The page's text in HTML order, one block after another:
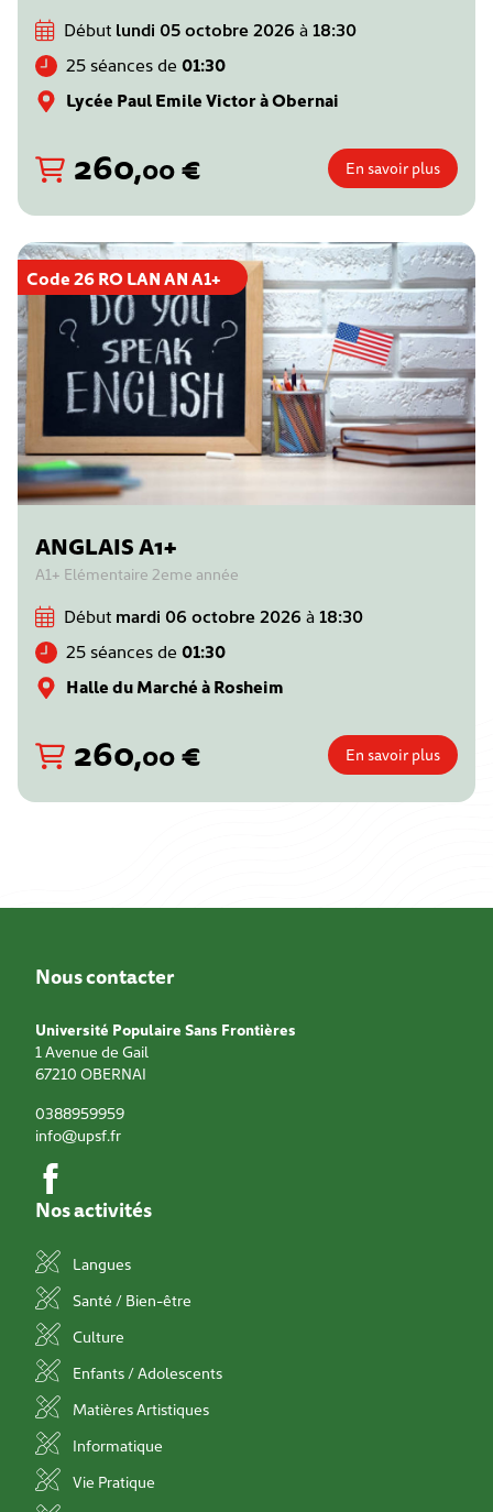
Début lundi 05 octobre 2026 à 18:30
25 séances de 01:30
Lycée Paul Emile Victor à Obernai
260,00€ En savoir plus
Code 26 RO LAN AN A1+
ANGLAIS A1+
A1+ Elémentaire 2eme année
Début mardi 06 octobre 2026 à 18:30
25 séances de 01:30
Halle du Marché à Rosheim
260,00€ En savoir plus
Nous contacter
Université Populaire Sans Frontières
1 Avenue de Gail
67210 OBERNAI
0388959959
info@upsf.fr
Nos activités
Langues
Santé / Bien-être
Culture
Enfants / Adolescents
Matières Artistiques
Informatique
Vie Pratique